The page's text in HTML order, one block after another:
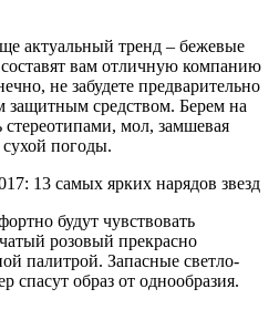
актуальный тренд – бежевые
вам отличную компанию
не забудете предварительно
защитным средством. Берем на
стереотипами, мол, замшевая
погоды.
13 самых ярких нарядов звезд
будут чувствовать
розовый прекрасно
палитрой. Запасные светло-
спасут образ от однообразия.